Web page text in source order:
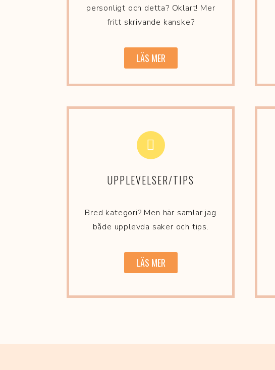
personligt och detta? Oklart! Mer
fritt skrivande kanske?
LÄS MER
UPPLEVELSER/TIPS
Bred kategori? Men här samlar jag
både upplevda saker och tips.
LÄS MER